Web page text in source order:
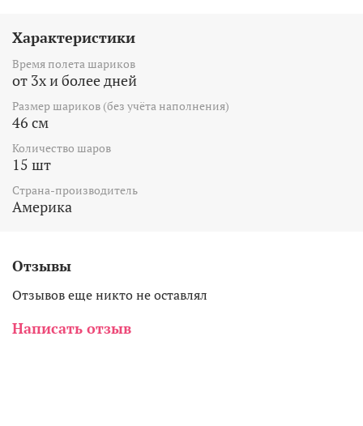
Характеристики
Время полета шариков
от 3х и более дней
Размер шариков (без учёта наполнения)
46 см
Количество шаров
15 шт
Страна-производитель
Америка
Отзывы
Отзывов еще никто не оставлял
Написать отзыв